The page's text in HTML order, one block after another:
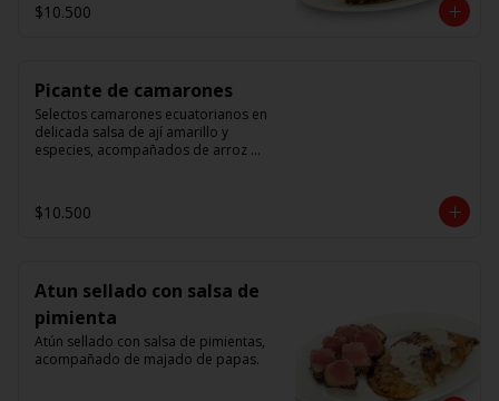
$10.500
Picante de camarones
Selectos camarones ecuatorianos en
delicada salsa de ají amarillo y
especies, acompañados de arroz
$10.500
Atun sellado con salsa de
pimienta
Atún sellado con salsa de pimientas,
acompañado de majado de papas.